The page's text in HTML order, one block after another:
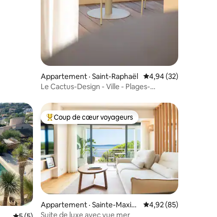
Appartement · Saint-Raphaël Note moyenne de
4,94 (32)
Le Cactus-Design - Ville - Plages-
Coup de cœur voyageurs parmi les plus aimés
Coup de cœur voyageurs
Appartement · Sainte-Maxim
e
Note moyenne de
4,92 (85)
Suite de luxe avec vue mer